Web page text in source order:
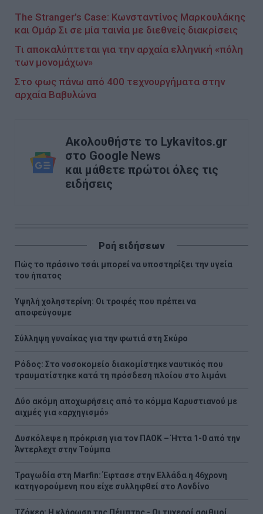
The Stranger’s Case: Κωνσταντίνος Μαρκουλάκης
και Ομάρ Σι σε μία ταινία με διεθνείς διακρίσεις
Τι αποκαλύπτεται για την αρχαία ελληνική «πόλη
των μονομάχων»
Στο φως πάνω από 400 τεχνουργήματα στην
αρχαία Βαβυλώνα
Ακολουθήστε το Lykavitos.gr
στο Google News
και μάθετε πρώτοι όλες τις
ειδήσεις
Ροή ειδήσεων
Πώς το πράσινο τσάι μπορεί να υποστηρίξει την υγεία
του ήπατος
Υψηλή χοληστερίνη: Οι τροφές που πρέπει να
αποφεύγουμε
Σύλληψη γυναίκας για την φωτιά στη Σκύρο
Ρόδος: Στο νοσοκομείο διακομίστηκε ναυτικός που
τραυματίστηκε κατά τη πρόσδεση πλοίου στο λιμάνι
Δύο ακόμη αποχωρήσεις από το κόμμα Καρυστιανού με
αιχμές για «αρχηγισμό»
Δυσκόλεψε η πρόκριση για τον ΠΑΟΚ – Ήττα 1-0 από την
Άντερλεχτ στην Τούμπα
Τραγωδία στη Marfin: Έφτασε στην Ελλάδα η 46χρονη
κατηγορούμενη που είχε συλληφθεί στο Λονδίνο